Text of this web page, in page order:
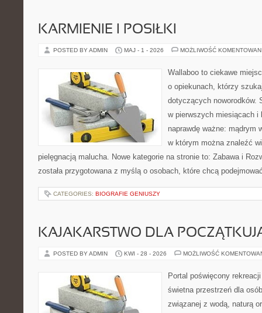
KARMIENIE I POSIŁKI
POSTED BY ADMIN MAJ - 1 - 2026 MOŻLIWOŚĆ
Wallaboo to ciekawe
o opiekunach, którzy
dotyczących noworodków.
w pierwszych miesiącach
naprawdę ważne: mądrym
w którym można znaleźć
pielęgnacją malucha. Nowe kategorie na stronie to: Zabawa i
została przygotowana z myślą o osobach, które chcą
CATEGORIES: BIOGRAFIE GENIUSZY
KAJAKARSTWO DLA
POSTED BY ADMIN KWI - 28 - 2026 MOŻLIWOŚĆ
Portal poświęcony
świetna przestrzeń dla
związanej z wodą, naturą